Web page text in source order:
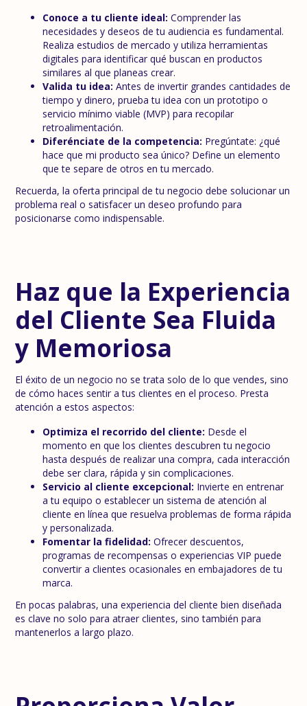
Conoce a tu cliente ideal: Comprender las
necesidades y deseos de tu audiencia es fundamental.
Realiza estudios de mercado y utiliza herramientas
digitales para identificar qué buscan en productos
similares al que planeas crear.
Valida tu idea: Antes de invertir grandes cantidades de
tiempo y dinero, prueba tu idea con un prototipo o
servicio mínimo viable (MVP) para recopilar
retroalimentación.
Diferénciate de la competencia: Pregúntate: ¿qué
hace que mi producto sea único? Define un elemento
que te separe de otros en tu mercado.
Recuerda, la oferta principal de tu negocio debe solucionar un
problema real o satisfacer un deseo profundo para
posicionarse como indispensable.
Haz que la Experiencia
del Cliente Sea Fluida
y Memoriosa
El éxito de un negocio no se trata solo de lo que vendes, sino
de cómo haces sentir a tus clientes en el proceso. Presta
atención a estos aspectos:
Optimiza el recorrido del cliente: Desde el
momento en que los clientes descubren tu negocio
hasta después de realizar una compra, cada interacción
debe ser clara, rápida y sin complicaciones.
Servicio al cliente excepcional: Invierte en entrenar
a tu equipo o establecer un sistema de atención al
cliente en línea que resuelva problemas de forma rápida
y personalizada.
Fomentar la fidelidad: Ofrecer descuentos,
programas de recompensas o experiencias VIP puede
convertir a clientes ocasionales en embajadores de tu
marca.
En pocas palabras, una experiencia del cliente bien diseñada
es clave no solo para atraer clientes, sino también para
mantenerlos a largo plazo.